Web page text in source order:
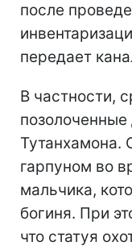
после
передает
В частности,
Тутанхамона.
гарпуном во
мальчика,
богиня. При
что статуя